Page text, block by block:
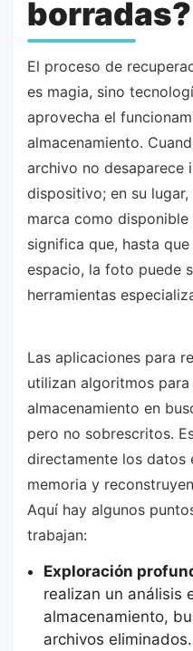
borradas?
El proceso de
es magia, sino
aprovecha el
almacenamiento.
archivo no desaparece
dispositivo; en su
marca como
significa que, hasta
espacio, la foto puede
herramientas
Las aplicaciones para
utilizan algoritmos
almacenamiento en
pero no sobrescritos.
directamente los datos
memoria y
Aquí hay algunos
trabajan:
Exploración
realizan un análisis
almacenamiento,
archivos eliminados.